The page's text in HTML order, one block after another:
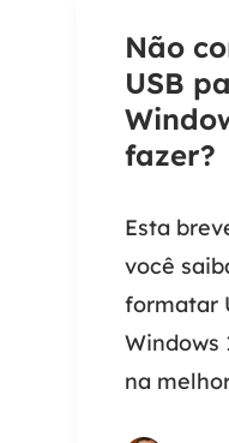
Não
USB
fazer?
Esta
você
formatar
Windows
na